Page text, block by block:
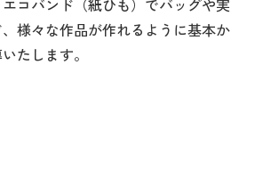
様々な作品が作れるように基本か
たします。